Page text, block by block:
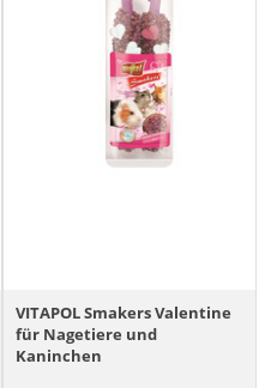
VITAPOL Smakers Valentine
für Nagetiere und
Kaninchen